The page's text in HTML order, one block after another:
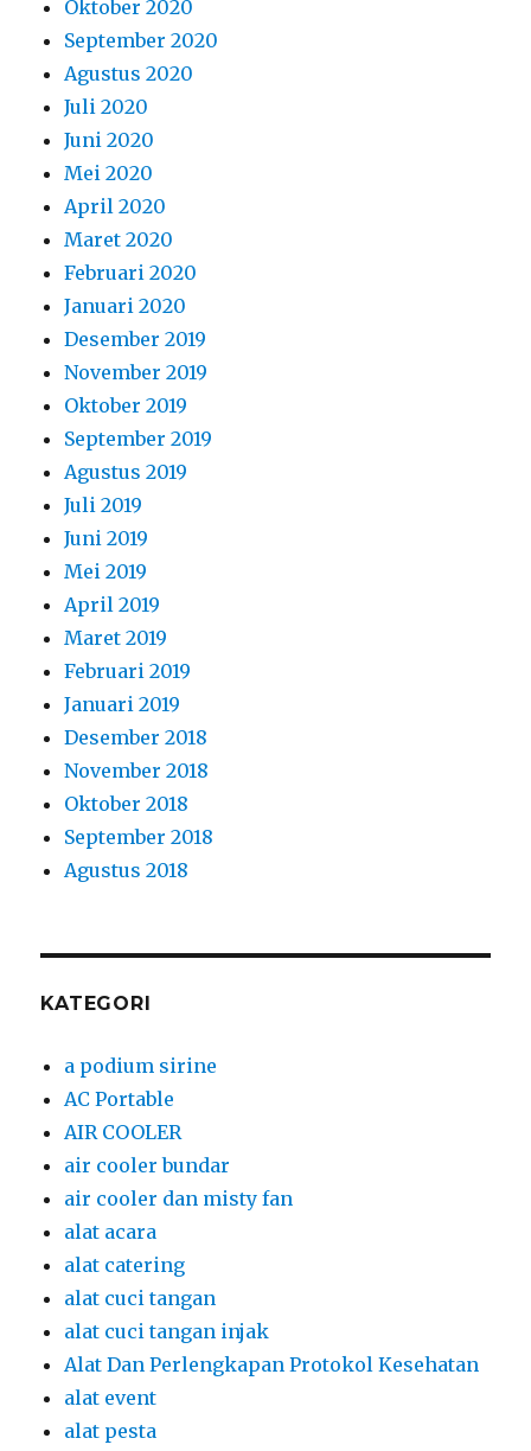
Oktober 2020
September 2020
Agustus 2020
Juli 2020
Juni 2020
Mei 2020
April 2020
Maret 2020
Februari 2020
Januari 2020
Desember 2019
November 2019
Oktober 2019
September 2019
Agustus 2019
Juli 2019
Juni 2019
Mei 2019
April 2019
Maret 2019
Februari 2019
Januari 2019
Desember 2018
November 2018
Oktober 2018
September 2018
Agustus 2018
KATEGORI
a podium sirine
AC Portable
AIR COOLER
air cooler bundar
air cooler dan misty fan
alat acara
alat catering
alat cuci tangan
alat cuci tangan injak
Alat Dan Perlengkapan Protokol Kesehatan
alat event
alat pesta